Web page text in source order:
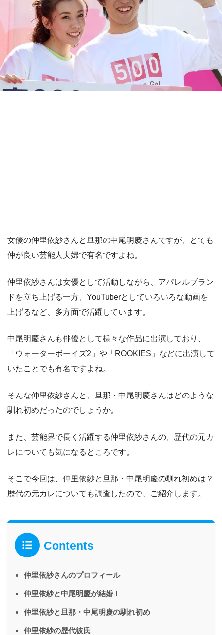
女優の仲里依紗さんと旦那の中尾明慶さんですが、とても
仲が良い芸能人夫婦で有名ですよね。
仲里依紗さんは女優として活動しながら、アパレルブラン
ドを立ち上げる一方、YouTuberとしていろいろな動画を
上げるなど、多方面で活躍しています。
中尾明慶さんも俳優として様々な作品に出演しており、
「ウォーターボーイズ2」や「ROOKIES」などに出演して
いたことでも有名ですよね。
そんな仲里依紗さんと、旦那・中尾明慶さんはどのような
馴れ初めだったのでしょうか。
また、芸能界で長く活躍する仲里依紗さんの、歴代の元カ
レについても気になるところです。
そこで今回は、仲里依紗と旦那・中尾明慶の馴れ初めは？
歴代の元カレについても調査したので、ご紹介します。
Contents
仲里依紗さんのプロフィール
仲里依紗と中尾明慶が結婚！
仲里依紗と旦那・中尾明慶の馴れ初め
仲里依紗の歴代彼氏